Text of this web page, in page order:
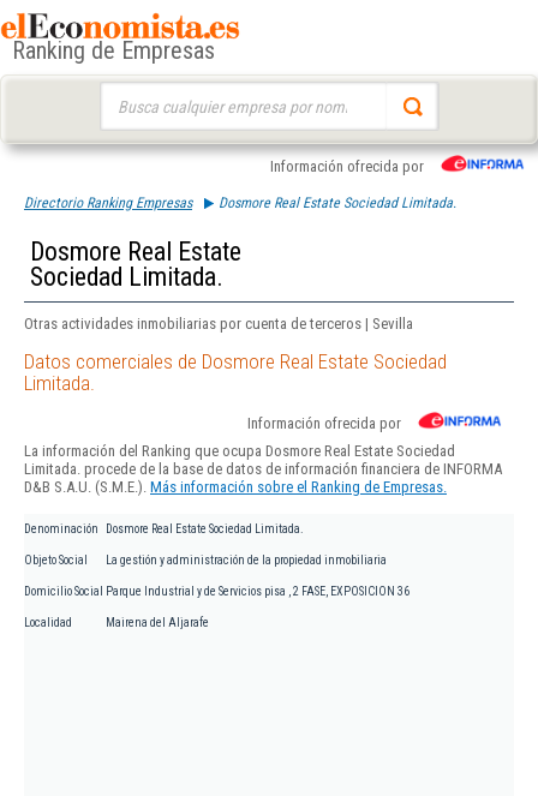
Ranking de Empresas
Información ofrecida por
Directorio Ranking Empresas Dosmore Real Estate Sociedad Limitada.
Dosmore Real Estate
Sociedad Limitada.
Otras actividades inmobiliarias por cuenta de terceros | Sevilla
Datos comerciales de Dosmore Real Estate Sociedad
Limitada.
Información ofrecida por
La información del Ranking que ocupa Dosmore Real Estate Sociedad
Limitada. procede de la base de datos de información financiera de INFORMA
D&B S.A.U. (S.M.E.). Más información sobre el Ranking de Empresas.
Denominación Dosmore Real Estate Sociedad Limitada.
Objeto Social La gestión y administración de la propiedad inmobiliaria
Domicilio Social Parque Industrial y de Servicios pisa , 2 FASE, EXPOSICION 36
Localidad Mairena del Aljarafe